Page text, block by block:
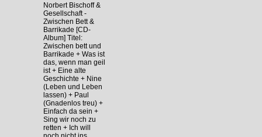
Norbert Bischoff &
Gesellschaft -
Zwischen Bett &
Barrikade [CD-
Album] Titel:
Zwischen bett und
Barrikade + Was ist
das, wenn man geil
ist + Eine alte
Geschichte + Nine
(Leben und Leben
lassen) + Paul
(Gnadenlos treu) +
Einfach da sein +
Sing wir noch zu
retten + Ich will